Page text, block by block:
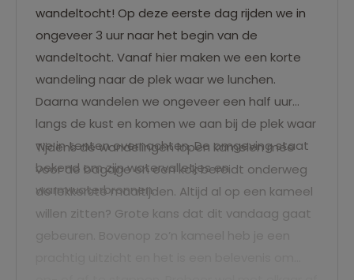
wandeltocht! Op deze eerste dag rijden we in
ongeveer 3 uur naar het begin van de
wandeltocht. Vanaf hier maken we een korte
wandeling naar de plek waar we lunchen.
Daarna wandelen we ongeveer een half uur
langs de kust en komen we aan bij de plek waar
we in tenten overnachten. De omgeving staat
bekend om zijn watervalletjes en
warmwaterbronnen.
Tijdens de wandelingen lopen kamelen mee
voor de bagage en een kok bereidt onderweg
de lekkerste maaltijden. Altijd al op een kameel
willen zitten? Grote kans dat dit vandaag gaat